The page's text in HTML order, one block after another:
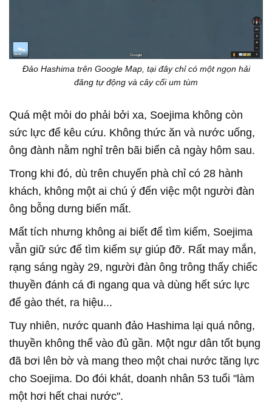
Đảo Hashima trên Google Map, tại đây chỉ có một ngọn hải
đăng tự động và cây cối um tùm
Quá mệt mỏi do phải bởi xa, Soejima không còn
sức lực để kêu cứu. Không thức ăn và nước uống,
ông đành nằm nghỉ trên bãi biển cả ngày hôm sau.
Trong khi đó, dù trên chuyến phà chỉ có 28 hành
khách, không một ai chú ý đến việc một người đàn
ông bỗng dưng biến mất.
Mất tích nhưng không ai biết để tìm kiếm, Soejima
vẫn giữ sức để tìm kiếm sự giúp đỡ. Rất may mắn,
rạng sáng ngày 29, người đàn ông trông thấy chiếc
thuyền đánh cá đi ngang qua và dùng hết sức lực
để gào thét, ra hiệu...
Tuy nhiên, nước quanh đảo Hashima lại quá nông,
thuyền không thể vào đủ gần. Một ngư dân tốt bụng
đã bơi lên bờ và mang theo một chai nước tăng lực
cho Soejima. Do đói khát, doanh nhân 53 tuổi "làm
một hơi hết chai nước".